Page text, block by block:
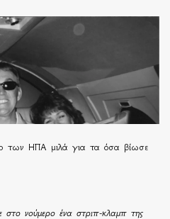
των ΗΠΑ μιλά για τα όσα βίωσε
νούμερο ένα στριπ-κλαμπ της